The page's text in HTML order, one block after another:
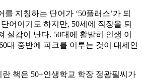
지칭하는 단어가 ‘50플러스’가 되
어이기도 하지만, 50세에 직장을 퇴
실감이 난다. 50대에 활발히 인생 이
대 중반에 피크를 이루는 것이 대세인
책은 50+인생학교 학장 정광필씨가